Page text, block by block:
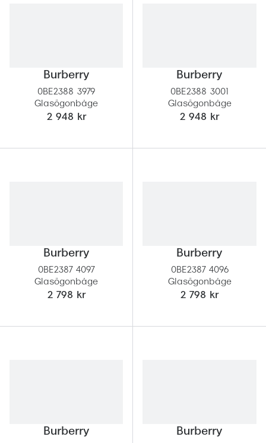
Se alla
Versace
Burberry
0BE2388 3979
Glasögonbåge
2 948 kr
Burberry
0BE2388 3001
Glasögonbåge
2 948 kr
Burberry
0BE2387 4097
Glasögonbåge
2 798 kr
Burberry
0BE2387 4096
Glasögonbåge
2 798 kr
Burberry Burberry